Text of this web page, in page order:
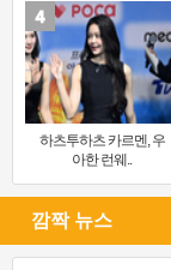
하츠투하츠 카르멘, 우
아한 런웨..
깜짝 뉴스